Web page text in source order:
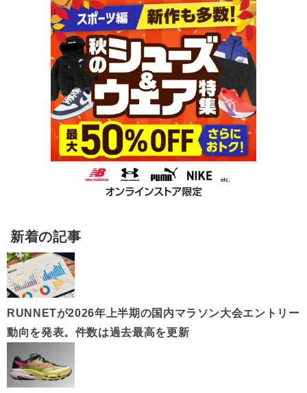
新着の記事
RUNNETが2026年上半期の国内マラソン大会エントリー
動向を発表。件数は過去最高を更新